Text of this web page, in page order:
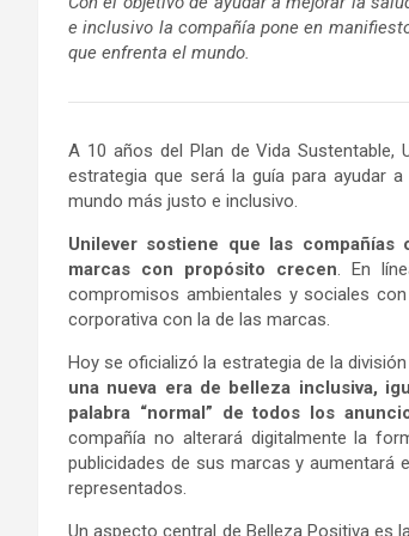
e inclusivo la compañíapone en
que enfrenta el mundo.
A 10 años del Plan de Vida Sustentable,
estrategia que será la guía para ayudar
mundo más justo e inclusivo.
Unilever sostiene que las compañías
marcas con propósito crecen. En
compromisos ambientales y sociales
corporativa con la de las marcas.
Hoy se oficializó la estrategia de la
una nueva era de belleza inclusiva,
palabra “normal” de todos los
compañía no alterará digitalmente la
publicidades de sus marcas y aumentará
representados.
Un aspecto central de Belleza Positiva es la